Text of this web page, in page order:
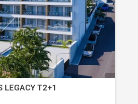
LEGACY T2+1